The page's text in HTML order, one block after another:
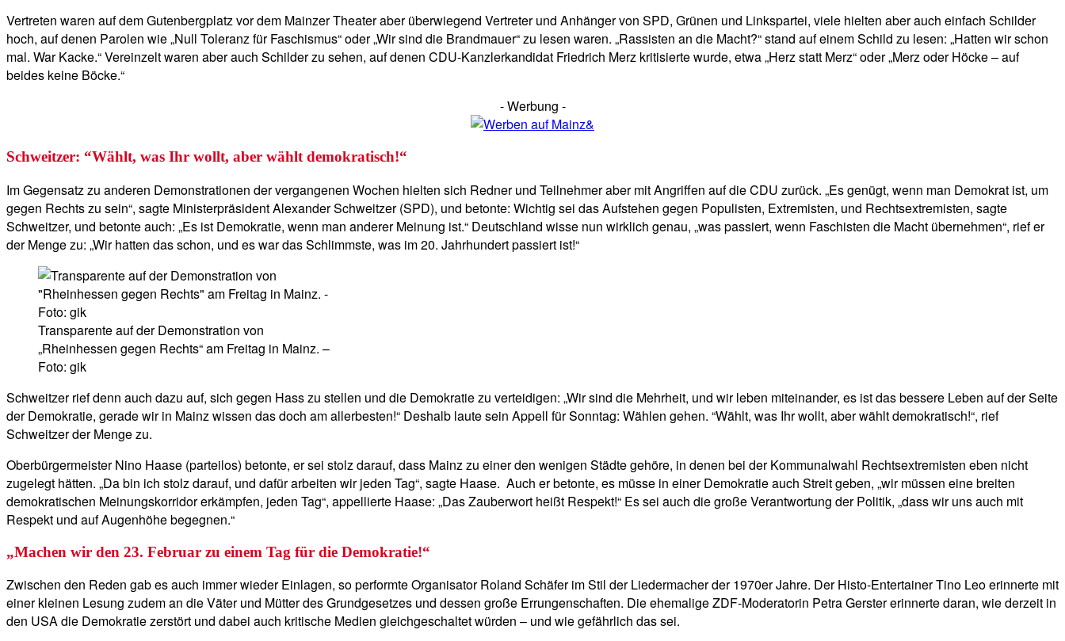
Vertreten waren auf dem Gutenbergplatz vor dem Mainzer Theater aber überwiegend Vertreter und Anhänger von SPD, Grünen und Linkspartei, viele hielten aber auch einfach Schilder
hoch, auf denen Parolen wie „Null Toleranz für Faschismus“ oder „Wir sind die Brandmauer“ zu lesen waren. „Rassisten an die Macht?“ stand auf einem Schild zu lesen: „Hatten wir schon
mal. War Kacke.“ Vereinzelt waren aber auch Schilder zu sehen, auf denen CDU-Kanzlerkandidat Friedrich Merz kritisierte wurde, etwa „Herz statt Merz“ oder „Merz oder Höcke – auf
beides keine Böcke.“
- Werbung -
Schweitzer: “Wählt, was Ihr wollt, aber wählt demokratisch!“
Im Gegensatz zu anderen Demonstrationen der vergangenen Wochen hielten sich Redner und Teilnehmer aber mit Angriffen auf die CDU zurück. „Es genügt, wenn man Demokrat ist, um
gegen Rechts zu sein“, sagte Ministerpräsident Alexander Schweitzer (SPD), und betonte: Wichtig sei das Aufstehen gegen Populisten, Extremisten, und Rechtsextremisten, sagte
Schweitzer, und betonte auch: „Es ist Demokratie, wenn man anderer Meinung ist.“ Deutschland wisse nun wirklich genau, „was passiert, wenn Faschisten die Macht übernehmen“, rief er
der Menge zu: „Wir hatten das schon, und es war das Schlimmste, was im 20. Jahrhundert passiert ist!“
Transparente auf der Demonstration von
„Rheinhessen gegen Rechts“ am Freitag in Mainz. –
Foto: gik
Schweitzer rief denn auch dazu auf, sich gegen Hass zu stellen und die Demokratie zu verteidigen: „Wir sind die Mehrheit, und wir leben miteinander, es ist das bessere Leben auf der Seite
der Demokratie, gerade wir in Mainz wissen das doch am allerbesten!“ Deshalb laute sein Appell für Sonntag: Wählen gehen. “Wählt, was Ihr wollt, aber wählt demokratisch!“, rief
Schweitzer der Menge zu.
Oberbürgermeister Nino Haase (parteilos) betonte, er sei stolz darauf, dass Mainz zu einer den wenigen Städte gehöre, in denen bei der Kommunalwahl Rechtsextremisten eben nicht
zugelegt hätten. „Da bin ich stolz darauf, und dafür arbeiten wir jeden Tag“, sagte Haase. Auch er betonte, es müsse in einer Demokratie auch Streit geben, „wir müssen eine breiten
demokratischen Meinungskorridor erkämpfen, jeden Tag“, appellierte Haase: „Das Zauberwort heißt Respekt!“ Es sei auch die große Verantwortung der Politik, „dass wir uns auch mit
Respekt und auf Augenhöhe begegnen.“
„Machen wir den 23. Februar zu einem Tag für die Demokratie!“
Zwischen den Reden gab es auch immer wieder Einlagen, so performte Organisator Roland Schäfer im Stil der Liedermacher der 1970er Jahre. Der Histo-Entertainer Tino Leo erinnerte mit
einer kleinen Lesung zudem an die Väter und Mütter des Grundgesetzes und dessen große Errungenschaften. Die ehemalige ZDF-Moderatorin Petra Gerster erinnerte daran, wie derzeit in
den USA die Demokratie zerstört und dabei auch kritische Medien gleichgeschaltet würden – und wie gefährlich das sei.